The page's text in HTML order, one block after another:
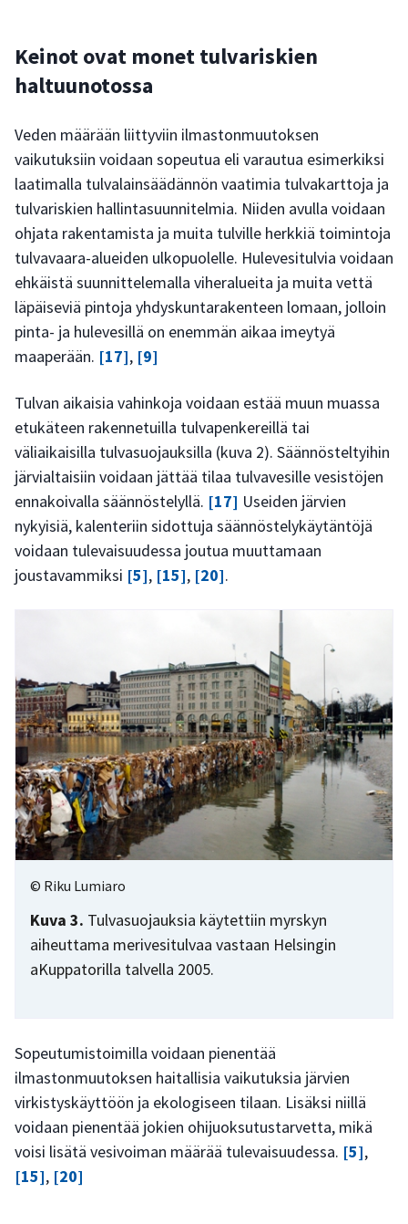
Keinot ovat monet tulvariskien
haltuunotossa
Veden määrään liittyviin ilmastonmuutoksen
vaikutuksiin voidaan sopeutua eli varautua esimerkiksi
laatimalla tulvalainsäädännön vaatimia tulvakarttoja ja
tulvariskien hallintasuunnitelmia. Niiden avulla voidaan
ohjata rakentamista ja muita tulville herkkiä toimintoja
tulvavaara-alueiden ulkopuolelle. Hulevesitulvia voidaan
ehkäistä suunnittelemalla viheralueita ja muita vettä
läpäiseviä pintoja yhdyskuntarakenteen lomaan, jolloin
pinta- ja hulevesillä on enemmän aikaa imeytyä
maaperään. [17], [9]
Tulvan aikaisia vahinkoja voidaan estää muun muassa
etukäteen rakennetuilla tulvapenkereillä tai
väliaikaisilla tulvasuojauksilla (kuva 2). Säännösteltyihin
järvialtaisiin voidaan jättää tilaa tulvavesille vesistöjen
ennakoivalla säännöstelyllä. [17] Useiden järvien
nykyisiä, kalenteriin sidottuja säännöstelykäytäntöjä
voidaan tulevaisuudessa joutua muuttamaan
joustavammiksi [5], [15], [20].
Kuva 3. Tulvasuojauksia käytettiin myrskyn
aiheuttama merivesitulvaa vastaan Helsingin
aKuppatorilla talvella 2005.
© Riku Lumiaro
Sopeutumistoimilla voidaan pienentää
ilmastonmuutoksen haitallisia vaikutuksia järvien
virkistyskäyttöön ja ekologiseen tilaan. Lisäksi niillä
voidaan pienentää jokien ohijuoksutustarvetta, mikä
voisi lisätä vesivoiman määrää tulevaisuudessa. [5],
[15], [20]